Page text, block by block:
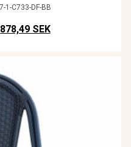
1-C733-DF-BB
Det ursprungliga priset var:
878,49 SEKDet nuvarande